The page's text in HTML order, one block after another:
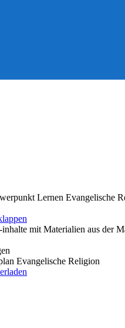
Lernen Evangelische
mit Materialien aus der
Evangelische Religion